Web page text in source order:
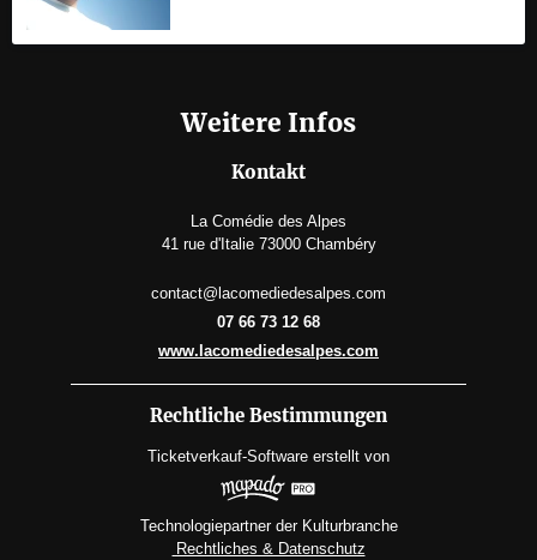
Weitere Infos
Kontakt
La Comédie des Alpes
41 rue d'Italie 73000 Chambéry
contact@lacomediedesalpes.com
07 66 73 12 68
www.lacomediedesalpes.com
Rechtliche Bestimmungen
Ticketverkauf-Software erstellt von
Technologiepartner der Kulturbranche
Rechtliches & Datenschutz